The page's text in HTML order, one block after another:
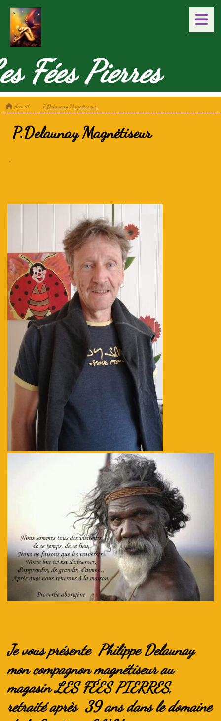
Fées Pierres
Accueil P.Delaunay Magnėtiseur
P.Delaunay Magnėtiseur
'
Je vous présente Philippe Delaunay
mon compagnon magnétiseur au
magasin LES FÉES PIERRES,
retraité après 39 ans dans le domaine